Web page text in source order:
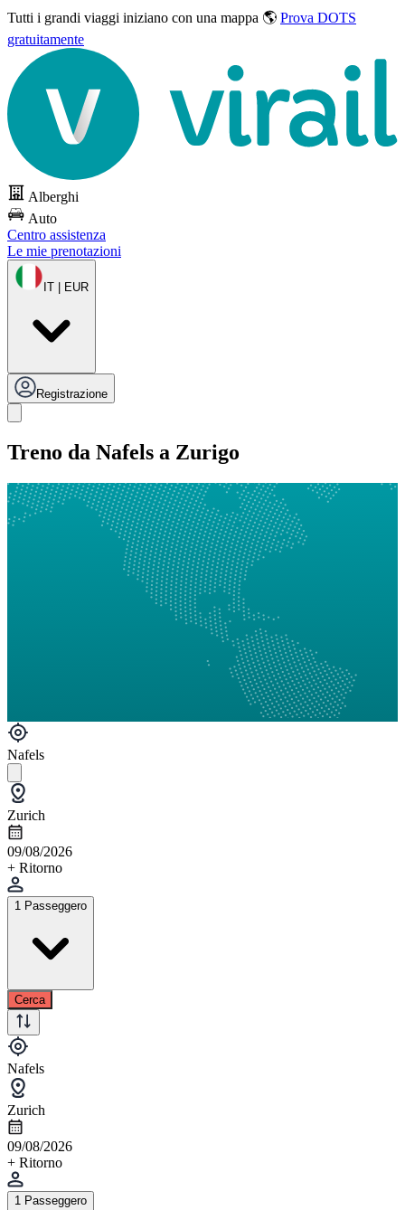
Tutti i grandi viaggi iniziano con una mappa 🌎 Prova DOTS
gratuitamente
Alberghi
Auto
Centro assistenza
Le mie prenotazioni
IT | EUR
Registrazione
Treno da Nafels a Zurigo
Nafels
Zurich
09/08/2026
+ Ritorno
1 Passeggero
Cerca
Nafels
Zurich
09/08/2026
+ Ritorno
1 Passeggero